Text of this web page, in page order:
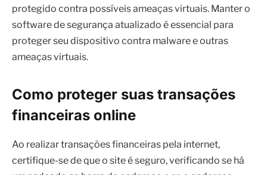
Como proteger suas transações
financeiras online
certifique-se de que o site é seguro, verificando se há
um cadeado na barra de endereço e se o endereço
começa com “https://”. Além disso, evite utilizar redes
ataques de hackers. Ao realizar transações financeiras
online, é fundamental garantir que a conexão seja